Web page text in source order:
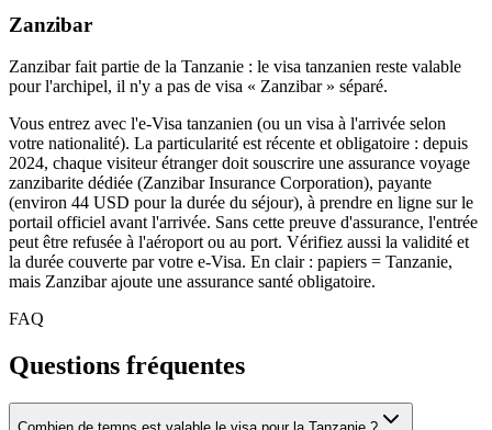
Zanzibar
Zanzibar fait partie de la Tanzanie : le visa tanzanien reste valable
pour l'archipel, il n'y a pas de visa « Zanzibar » séparé.
Vous entrez avec l'e-Visa tanzanien (ou un visa à l'arrivée selon
votre nationalité). La particularité est récente et obligatoire : depuis
2024, chaque visiteur étranger doit souscrire une assurance voyage
zanzibarite dédiée (Zanzibar Insurance Corporation), payante
(environ 44 USD pour la durée du séjour), à prendre en ligne sur le
portail officiel avant l'arrivée. Sans cette preuve d'assurance, l'entrée
peut être refusée à l'aéroport ou au port. Vérifiez aussi la validité et
la durée couverte par votre e-Visa. En clair : papiers = Tanzanie,
mais Zanzibar ajoute une assurance santé obligatoire.
FAQ
Questions fréquentes